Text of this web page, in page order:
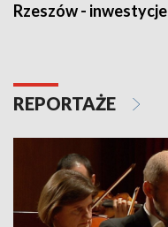
Rzeszów - inwestycje
REPORTAŻE